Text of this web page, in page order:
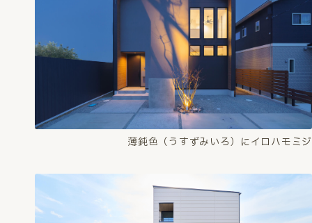
薄鈍色（うすずみいろ）にイロハモミジ